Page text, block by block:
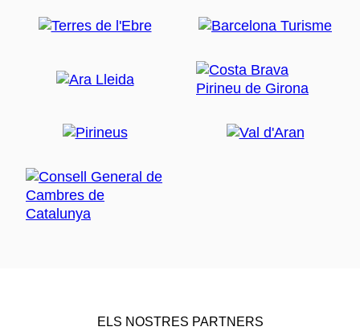
ELS NOSTRES PARTNERS